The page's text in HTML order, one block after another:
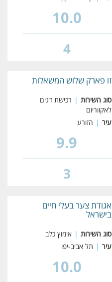
10.0
4
זו פארק שלוש המשאלות
סוג השירות | רכישת דגים
לאקווריום
עיר | הזורע
9.9
3
אגודת צער בעלי חיים
בישראל
סוג השירות | אימוץ כלב
עיר | תל אביב-יפו
10.0